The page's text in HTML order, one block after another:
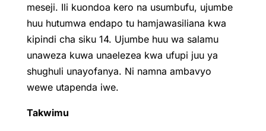
meseji. Ili kuondoa kero na usumbufu, ujumbe
huu hutumwa endapo tu hamjawasiliana kwa
kipindi cha siku 14. Ujumbe huu wa salamu
unaweza kuwa unaelezea kwa ufupi juu ya
shughuli unayofanya. Ni namna ambavyo
wewe utapenda iwe.
Takwimu